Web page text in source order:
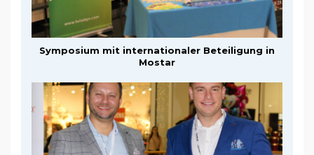
Symposium mit internationaler Beteiligung in
Mostar